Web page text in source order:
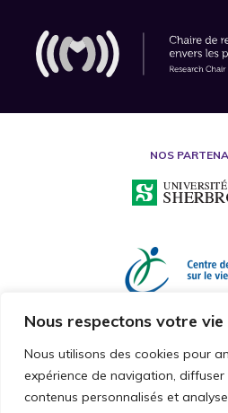
Nous respectons votre vie
Nous utilisons des cookies pour
expérience de navigation,
contenus personnalisés et
NOS